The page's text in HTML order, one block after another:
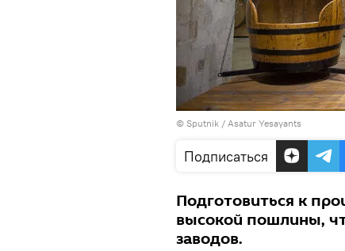
© Sputnik / Asatur Yesayants
Подписаться
Подготовиться к
высокой пошлины,
заводов.